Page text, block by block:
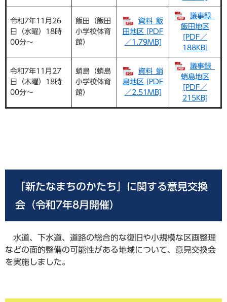
令和7年11月26
日（水曜）18時
00分～
飯田（飯田
小学校体育
館）
資料_飯
田地区 [PDF
／1.79MB]
議事録_
飯田地区
[PDF／
188KB]
令和7年11月27
日（木曜）18時
00分～
蛸島（蛸島
小学校体育
館）
資料_蛸
島地区 [PDF
／2.51MB]
議事録_
蛸島地区
[PDF／
215KB]
「新たなまちのかたち」に関する意見交換
会（令和7年8月開催）
水道、下水道、道路の総合的な復旧や小規模な区画整理
などの面的整備の可能性がある地域について、意見交換会
を実施しました。